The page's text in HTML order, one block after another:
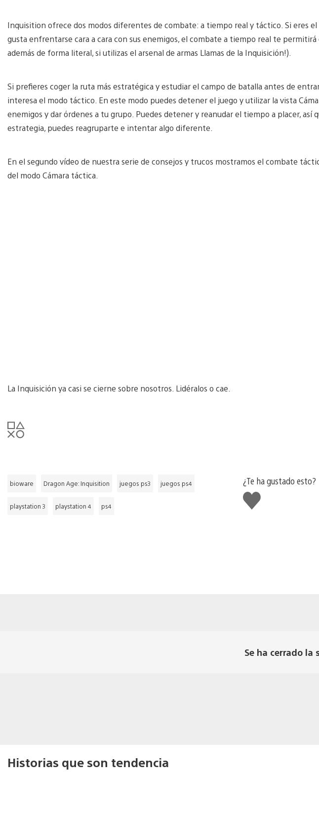
Inquisition ofrece dos modos diferentes de combate: a tiempo real y táctico. Si eres
gusta enfrentarse cara a cara con sus enemigos, el combate a tiempo real te permitirá
además de forma literal, si utilizas el arsenal de armas Llamas de la Inquisición!).
Si prefieres coger la ruta más estratégica y estudiar el campo de batalla antes de
interesa el modo táctico. En este modo puedes detener el juego y utilizar la vista
enemigos y dar órdenes a tu grupo. Puedes detener y reanudar el tiempo a placer, así
estrategia, puedes reagruparte e intentar algo diferente.
En el segundo vídeo de nuestra serie de consejos y trucos mostramos el combate
del modo Cámara táctica.
La Inquisición ya casi se cierne sobre nosotros. Lidéralos o cae.
bioware Dragon Age: Inquisition juegos ps3 juegos ps4
playstation 3 playstation 4 ps4
¿Te ha gustado esto?
Me
gusta
Se ha cerrado la
Historias que son tendencia